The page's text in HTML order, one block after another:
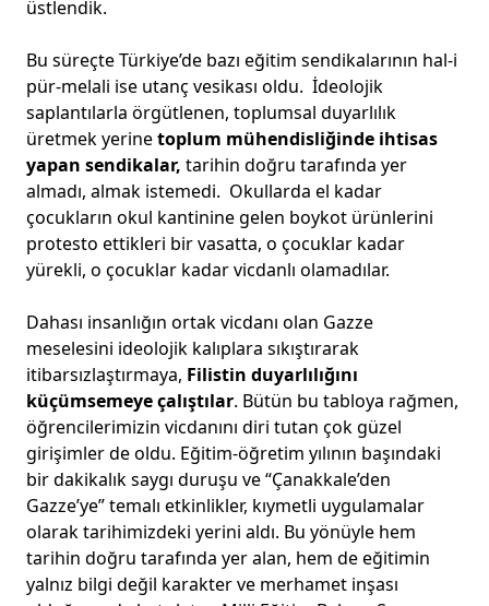
üstlendik.
Bu süreçte Türkiye’de bazı eğitim sendikalarının hal-i
pür-melali ise utanç vesikası oldu. İdeolojik
saplantılarla örgütlenen, toplumsal duyarlılık
üretmek yerinetoplum mühendisliğinde ihtisas
yapan sendikalar, tarihin doğru tarafında yer
almadı, almak istemedi. Okullarda el kadar
çocukların okul kantinine gelen boykot ürünlerini
protesto ettikleri bir vasatta, o çocuklar kadar
yürekli, o çocuklar kadar vicdanlı olamadılar.
Dahası insanlığın ortak vicdanı olan Gazze
meselesini ideolojik kalıplara sıkıştırarak
itibarsızlaştırmaya, Filistin duyarlılığını
küçümsemeye çalıştılar. Bütün bu tabloya rağmen,
öğrencilerimizin vicdanını diri tutan çok güzel
girişimler de oldu. Eğitim-öğretim yılının başındaki
bir dakikalık saygı duruşu ve “Çanakkale’den
Gazze’ye” temalı etkinlikler, kıymetli uygulamalar
olarak tarihimizdeki yerini aldı. Bu yönüyle hem
tarihin doğru tarafında yer alan, hem de eğitimin
yalnız bilgi değil karakter ve merhamet inşası